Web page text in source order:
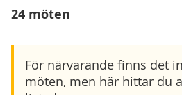
24 möten
För närvarande finns det
möten, men här hittar du